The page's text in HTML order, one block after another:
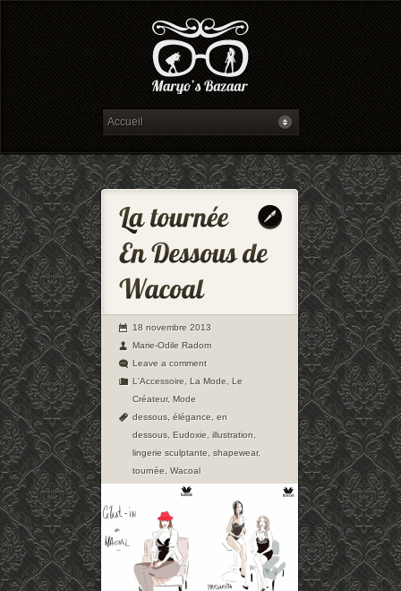
18 novembre 2013
Marie-Odile Radom
Leave a comment
L'Accessoire
La Mode
Le
Créateur, Mode
dessous élégance
en
dessous Eudoxie illustration
lingerie sculptante
shapewear,
tournée
Wacoal